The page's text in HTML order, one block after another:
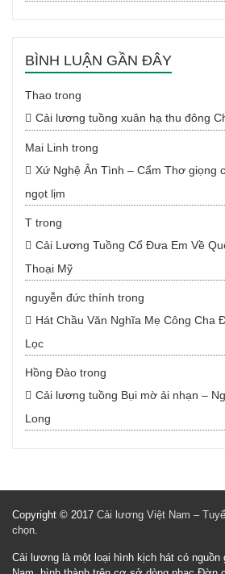
BÌNH LUẬN GẦN ĐÂY
Thao trong
Cải lương tuồng xuân hạ thu đông
Mai Linh trong
Xứ Nghệ Ân Tình – Cẩm Thơ giọng
ngọt lịm
T trong
Cải Lương Tuồng Cổ Đưa Em Về
Thoại Mỹ
nguyễn đức thính trong
Hát Chầu Văn Nghĩa Mẹ Công Cha
Lọc
Hồng Đào trong
Cải lương tuồng Bụi mờ ải nhạn –
Long
Copyright © 2017 Cải lương Việt Nam –
chọn.
Cải lương là một loại hình kịch hát có nguồn